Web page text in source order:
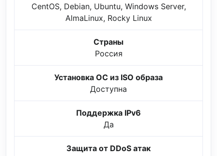
CentOS, Debian, Ubuntu, Windows Server,
AlmaLinux, Rocky Linux
Страны
Россия
Установка ОС из ISO образа
Доступна
Поддержка IPv6
Да
Защита от DDoS атак